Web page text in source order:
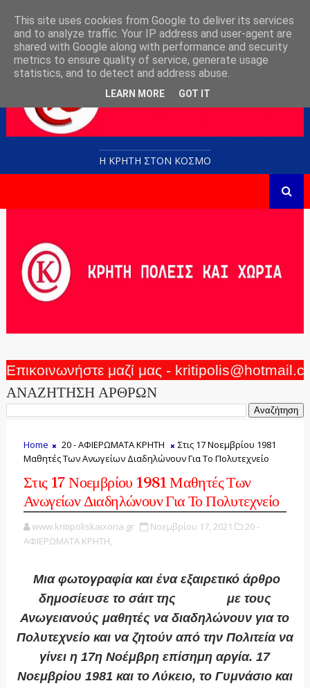
Η ΚΡΗΤΗ ΣΤΟN KOΣΜΟ
Επικοινωνήστε μαζί μας -
ΑΝΑΖΗΤΗΣΗ ΑΡΘΡΩΝ
Home 20 - ΑΦΙΕΡΩΜΑΤΑ ΚΡΗΤΗ
Στις 17 Νοεμβρίου 1981
Μαθητές Των Ανωγείων Διαδηλώνουν Για Το Πολυτεχνείο
Στις 17 Νοεμβρίου 1981 Μαθητές Των
Ανωγείων Διαδηλώνουν Για Το Πολυτεχνείο
www.kritipoliskaixoria.gr Νοεμβρίου 17, 2021
20 -
ΑΦΙΕΡΩΜΑΤΑ ΚΡΗΤΗ,
Μια φωτογραφία και ένα εξαιρετικό άρθρο
δημοσίευσε το σάιτ της
με τους
Ανωγειανούς μαθητές να διαδηλώνουν για το
Πολυτεχνείο και να ζητούν από την Πολιτεία να
γίνει η 17η Νοέμβρη επίσημη αργία. 17
Νοεμβρίου 1981 και το Λύκειο, το Γυμνάσιο και
This site uses cookies from Google to deliver its services
and to analyze traffic. Your IP address and user-agent are
shared with Google along with performance and security
metrics to ensure quality of service, generate usage
statistics, and to detect and address abuse.
LEARN MORE GOT IT